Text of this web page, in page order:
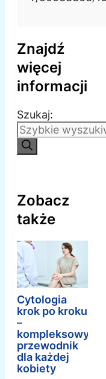
Znajdź
więcej
informacji
Szukaj:
Zobacz
także
Cytologia
krok po kroku
–
kompleksowy
przewodnik
dla każdej
kobiety